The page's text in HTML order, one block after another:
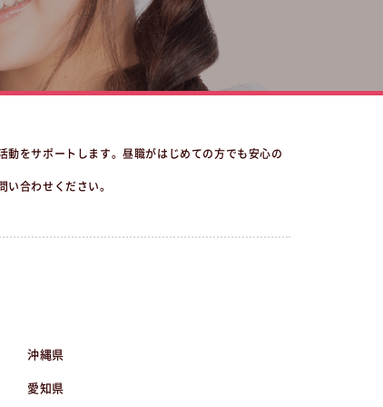
をサポートします。昼職がはじめての方でも安心の
い合わせください。
沖縄県
愛知県